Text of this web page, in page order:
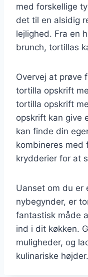
med forskellige
det til en alsidig
lejlighed. Fra en
brunch, tortillas
Overvej at prøve
tortilla opskrift
tortilla opskrift
opskrift kan give
kan finde din
kombineres med
krydderier for at
Uanset om du er
nybegynder, er
fantastisk måde
ind i dit køkken.
muligheder, og
kulinariske højder.